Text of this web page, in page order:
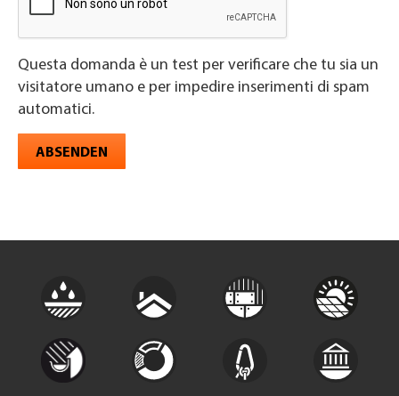
Questa domanda è un test per verificare che tu sia un
visitatore umano e per impedire inserimenti di spam
automatici.
ABSENDEN